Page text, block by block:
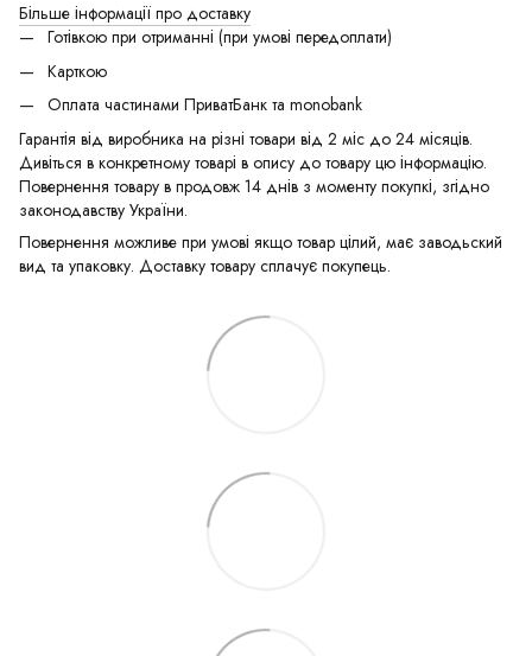
Більше інформації про доставку
Готівкою при отриманні (при умові передоплати)
Карткою
Оплата частинами ПриватБанк та monobank
Гарантія від виробника на різні товари від 2 міс до 24 місяців.
Дивіться в конкретному товарі в опису до товару цю інформацію.
Повернення товару в продовж 14 днів з моменту покупкі, згідно
законодавству України.
Повернення можливе при умові якщо товар цілий, має заводьский
вид та упаковку. Доставку товару сплачує покупець.